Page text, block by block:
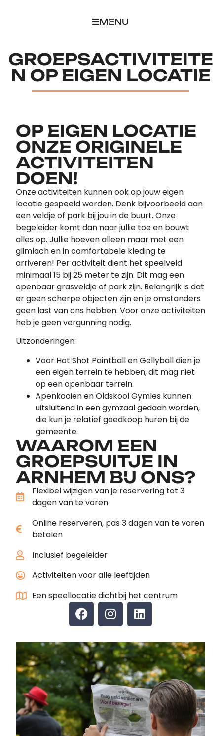
MENU
GROEPSACTIVITEITE
N OP EIGEN LOCATIE
OP EIGEN LOCATIE
ONZE ORIGINELE
ACTIVITEITEN
DOEN!
Onze activiteiten kunnen ook op jouw eigen
locatie gespeeld worden. Denk bijvoorbeeld aan
een veldje of park bij jou in de buurt. Onze
begeleider komt dan naar jullie toe en bouwt
alles op. Jullie hoeven alleen maar met een
glimlach en in comfortabele kleding te
arriveren! Per activiteit dient het speelveld
minimaal 15 bij 25 meter te zijn. Dit mag een
openbaar grasveldje of park zijn. Belangrijk is dat
er geen scherpe objecten zijn en je omstanders
geen last van ons hebben. Voor onze activiteiten
heb je geen vergunning nodig.
Uitzonderingen:
Voor Hot Shot Paintball en Gellyball dien je
een eigen terrein te hebben, dit mag niet
op een openbaar terrein.
Apenkooien en Oldskool Gymles kunnen
uitsluitend in een gymzaal gedaan worden,
die kun je relatief goedkoop huren bij de
gemeente.
WAAROM EEN
GROEPSUITJE IN
ARNHEM BIJ ONS?
Flexibel wijzigen van je reservering tot 3
dagen van te voren
Online reserveren, pas 3 dagen van te voren
betalen
Inclusief begeleider
Activiteiten voor alle leeftijden
Een speellocatie dichtbij het centrum